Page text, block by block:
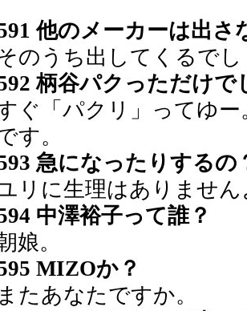
他のメーカーは出さ
のうち出してくるでし
柄谷パクっただけで
ぐ「パクリ」ってゆー
す。
急になったりするの
リに生理はありません
中澤裕子って誰？
娘。
MIZOか？
たあなたですか。